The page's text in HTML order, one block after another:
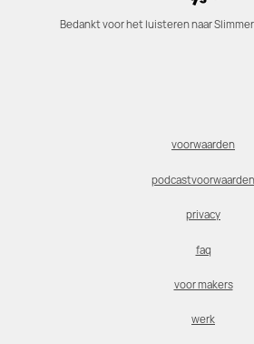
Bedankt voor het luisteren naar
voorwaarden
podcastvoorwaarden
privacy
faq
voor makers
werk